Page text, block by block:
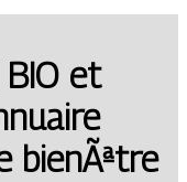
et
bienÃªtre